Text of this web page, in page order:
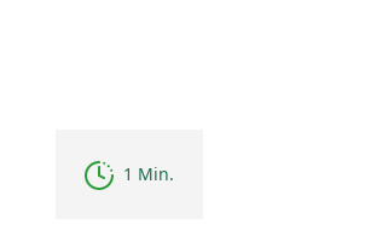
1 Min.